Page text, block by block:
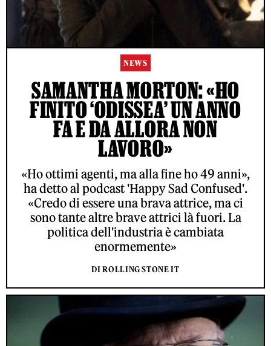
NEWS
SAMANTHA MORTON: «HO
FINITO ‘ODISSEA’ UN ANNO
FA E DA ALLORA NON
LAVORO»
«Ho ottimi agenti, ma alla fine ho 49 anni»,
ha detto al podcast 'Happy Sad Confused'.
«Credo di essere una brava attrice, ma ci
sono tante altre brave attrici là fuori. La
politica dell'industria è cambiata
enormemente»
DI ROLLING STONE IT